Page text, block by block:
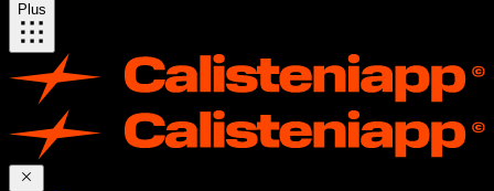
Plus